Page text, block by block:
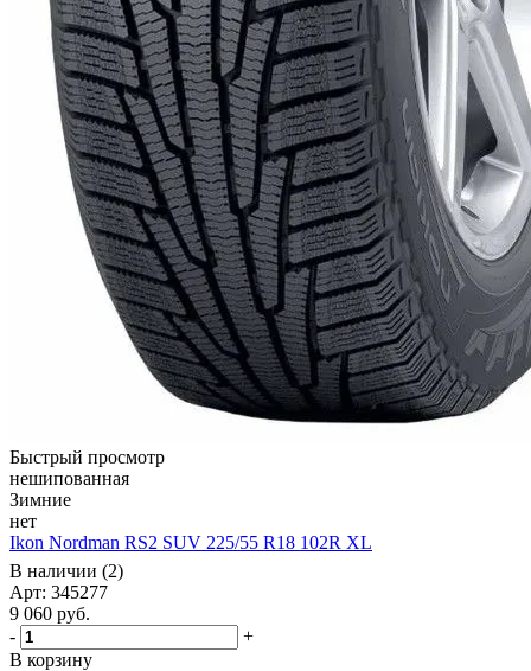
Быстрый просмотр
нешипованная
Зимние
нет
Ikon Nordman RS2 SUV 225/55 R18 102R XL
В наличии (2)
Арт: 345277
9 060 руб.
-
+
В корзину